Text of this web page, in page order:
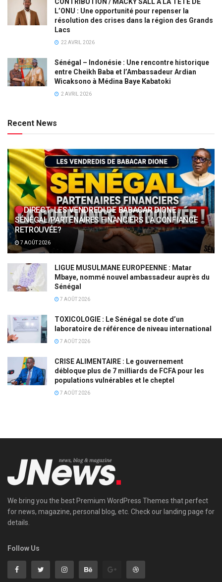
L’ONU : Une opportunité pour repenser la
résolution des crises dans la région des Grands
Lacs
22 AVRIL 2026
Sénégal – Indonésie : Une rencontre historique
entre Cheikh Baba et l’Ambassadeur Ardian
Wicaksono à Médina Baye Kabatoki
2 AVRIL 2026
Recent News
DIRECT: LES VENDREDI DE BABACAR DIONE :
SÉNÉGAL/PARTENAIRES FINANCIERS LA CONFIANCE
RETROUVÉE?
7 AOÛT 2026
LIGUE MUSULMANE EUROPEENNE : Matar
Mbaye, nommé nouvel ambassadeur auprès du
Sénégal
7 AOÛT 2026
TOXICOLOGIE : Le Sénégal se dote d’un
laboratoire de référence de niveau international
7 AOÛT 2026
CRISE ALIMENTAIRE : Le gouvernement
débloque plus de 7 milliards de FCFA pour les
populations vulnérables et le cheptel
7 AOÛT 2026
We bring you the best Premium WordPress Themes that perfect
for news, magazine, personal blog, etc. Check our landing page for
details.
Follow Us